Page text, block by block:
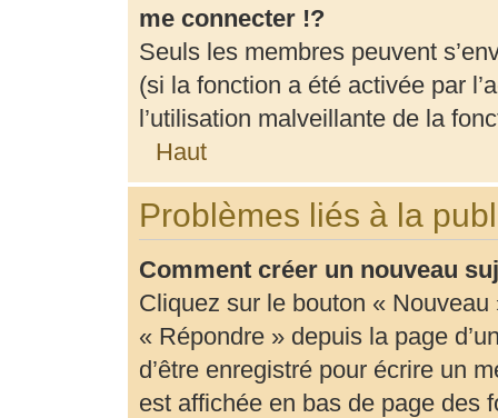
me connecter !?
Seuls les membres peuvent
(si la fonction a été activée par
l’utilisation malveillante de la
Haut
Problèmes liés à la
Comment créer un nouveau
Cliquez sur le bouton « Nouveau
« Répondre » depuis la page
d’être enregistré pour écrire un
est affichée en bas de page des